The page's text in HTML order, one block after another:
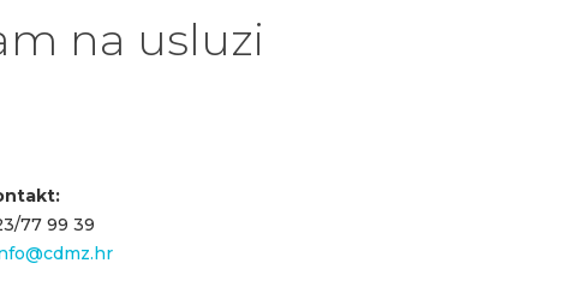
na usluzi
77 99 39